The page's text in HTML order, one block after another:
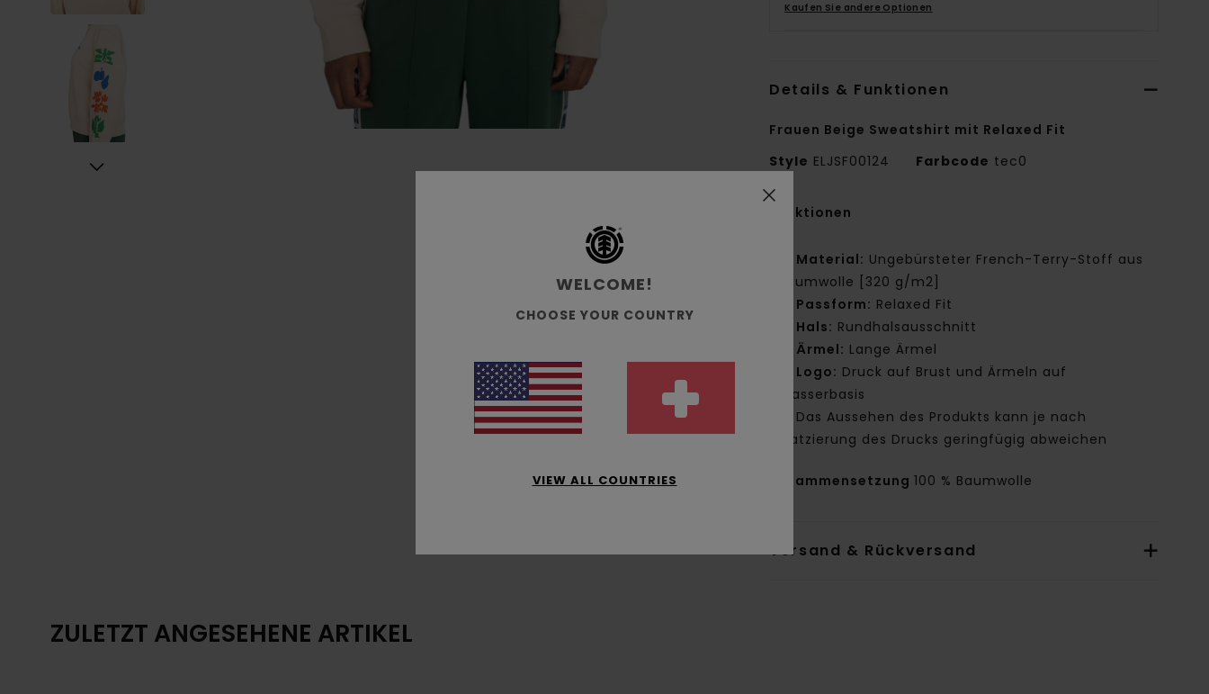
Kaufen Sie andere Optionen
Details & Funktionen
Frauen Beige Sweatshirt mit Relaxed Fit
Style ELJSF00124 Farbcode tec0
Funktionen
Material: Ungebürsteter French-Terry-Stoff aus
Baumwolle [320 g/m2]
Passform: Relaxed Fit
Hals: Rundhalsausschnitt
Ärmel: Lange Ärmel
Logo: Druck auf Brust und Ärmeln auf
Wasserbasis
Das Aussehen des Produkts kann je nach
Platzierung des Drucks geringfügig abweichen
Zusammensetzung100 % Baumwolle
Versand & Rückversand
ZULETZT ANGESEHENE ARTIKEL
WELCOME!
CHOOSE YOUR COUNTRY
VIEW ALL COUNTRIES